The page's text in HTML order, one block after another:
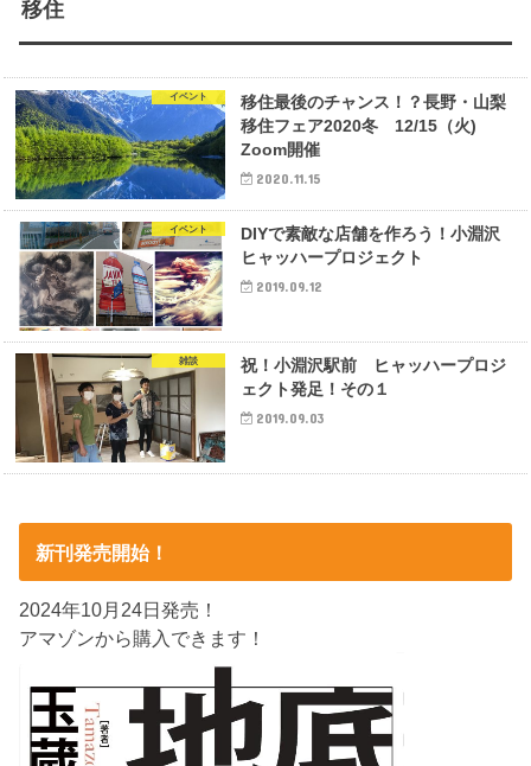
移住
イベント
移住最後のチャンス！？長野・山梨
移住フェア2020冬 12/15（火)
Zoom開催
2020.11.15
イベント
DIYで素敵な店舗を作ろう！小淵沢
ヒャッハープロジェクト
2019.09.12
雑談
祝！小淵沢駅前 ヒャッハープロジ
ェクト発足！その１
2019.09.03
新刊発売開始！
2024年10月24日発売！
アマゾンから購入できます！